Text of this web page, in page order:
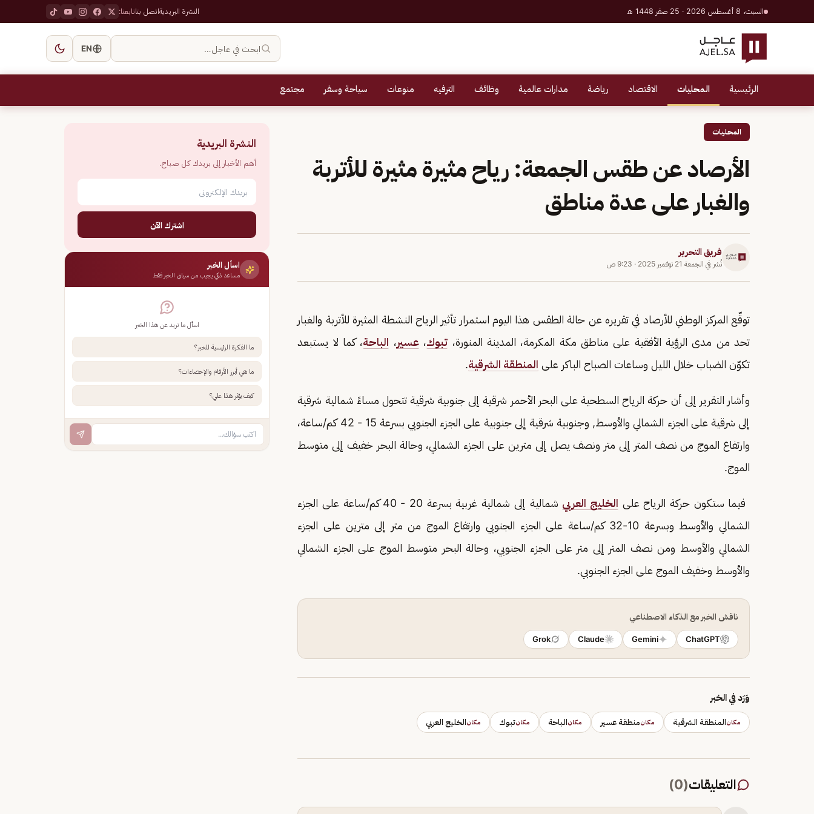
السبت، 8 أغسطس 2026 · 25 صفر 1448 هـ النشرة البريديةاتصل بناتابعنا:
ابحث في عاجل… EN
الرئيسية المحليات الاقتصاد رياضة مدارات عالمية وظائف الترفيه منوعات سياحة وسفر مجتمع
المحليات
الأرصاد عن طقس الجمعة: رياح مثيرة مثيرة للأتربة
والغبار على عدة مناطق
فريق التحرير
نُشر في الجمعة 21 نوفمبر 2025 · 9:23 ص
توقّع المركز الوطني للأرصاد في تقريره عن حالة الطقس هذا اليوم استمرار تأثير الرياح النشطة المثيرة للأتربة والغبار
تحد من مدى الرؤية الأفقية على مناطق مكة المكرمة، المدينة المنورة، تبوك،عسير، الباحة، كما لا يستبعد
تكوّن الضباب خلال الليل وساعات الصباح الباكر على المنطقة الشرقية.
وأشار التقرير إلى أن حركة الرياح السطحية على البحر الأحمر شرقية إلى جنوبية شرقية تتحول مساءً شمالية شرقية
إلى شرقية على الجزء الشمالي والأوسط, وجنوبية شرقية إلى جنوبية على الجزء الجنوبي بسرعة 15 - 42 كم/ساعة،
وارتفاع الموج من نصف المتر إلى متر ونصف يصل إلى مترين على الجزء الشمالي، وحالة البحر خفيف إلى متوسط
الموج.
فيما ستكون حركة الرياح على الخليج العربي
شمالية إلى شمالية غربية بسرعة 20 - 40 كم/ساعة على الجزء
الشمالي والأوسط وبسرعة 10-32 كم/ساعة على الجزء الجنوبي وارتفاع الموج من متر إلى مترين على الجزء
الشمالي والأوسط ومن نصف المتر إلى متر على الجزء الجنوبي، وحالة البحر متوسط الموج على الجزء الشمالي
والأوسط وخفيف الموج على الجزء الجنوبي.
ناقش الخبر مع الذكاء الاصطناعي
ChatGPT
Gemini
Claude
Grok
وَرَد في الخبر
مكانالمنطقة الشرقية مكانمنطقة عسير مكانالباحة مكانتبوك مكانالخليج العربي
التعليقات(
0
)
النشرة البريدية
أهم الأخبار إلى بريدك كل صباح.
اشترك الآن
اسأل الخبر
مساعد ذكي يجيب من سياق الخبر فقط
اسأل ما تريد عن هذا الخبر
ما الفكرة الرئيسية للخبر؟
ما هي أبرز الأرقام والإحصاءات؟
كيف يؤثر هذا علي؟